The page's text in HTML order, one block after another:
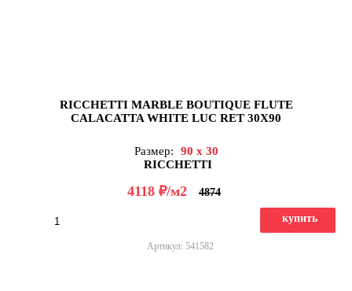
RICCHETTI MARBLE BOUTIQUE FLUTE
CALACATTA WHITE LUC RET 30X90
Размер:
90 x 30
RICCHETTI
4118 д/м2 4874
купить
Артикул: 541582